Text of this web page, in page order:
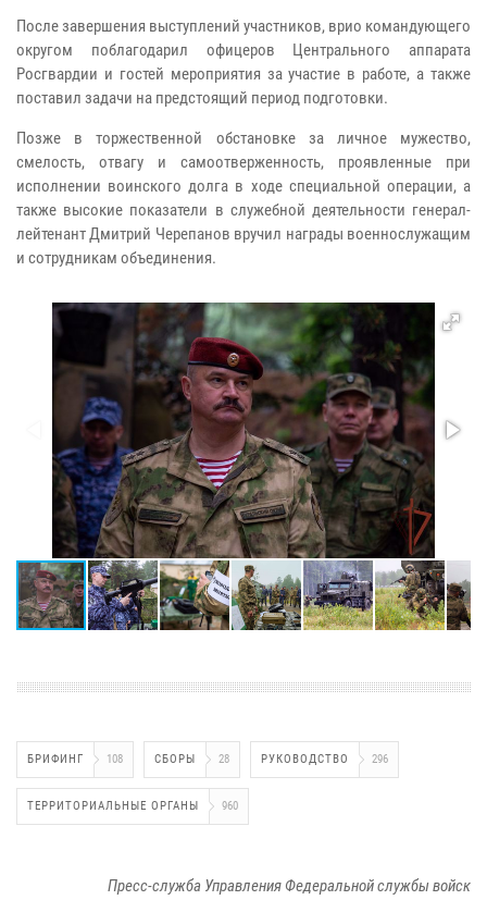
После завершения выступлений участников, врио командующего
округом поблагодарил офицеров Центрального аппарата
Росгвардии и гостей мероприятия за участие в работе, а также
поставил задачи на предстоящий период подготовки.
Позже в торжественной обстановке за личное мужество,
смелость, отвагу и самоотверженность, проявленные при
исполнении воинского долга в ходе специальной операции, а
также высокие показатели в служебной деятельности генерал-
лейтенант Дмитрий Черепанов вручил награды военнослужащим
и сотрудникам объединения.
БРИФИНГ 108 СБОРЫ 28 РУКОВОДСТВО 296
ТЕРРИТОРИАЛЬНЫЕ ОРГАНЫ 960
Пресс-служба Управления Федеральной службы войск